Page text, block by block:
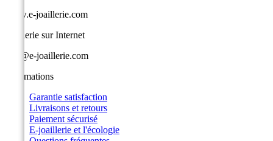
www.e-joaillerie.com
Joaillerie sur Internet
info@e-joaillerie.com
Informations
Garantie satisfaction
Livraisons et retours
Paiement sécurisé
E-joaillerie et l'écologie